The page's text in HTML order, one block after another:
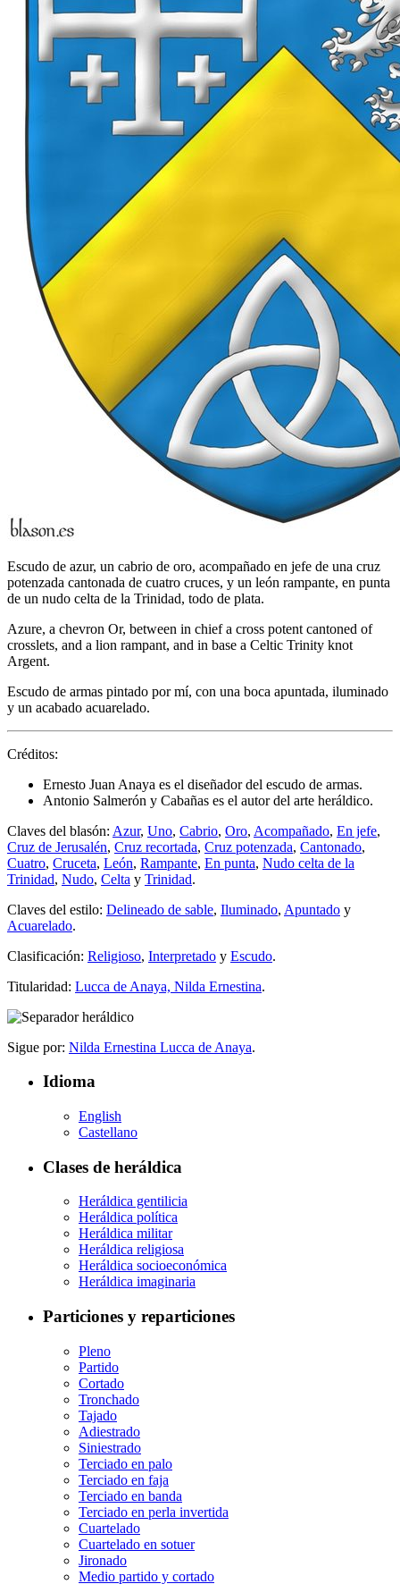
Escudo de azur, un cabrio de oro, acompañado en jefe de una cruz
potenzada cantonada de cuatro cruces, y un león rampante, en punta
de un nudo celta de la Trinidad, todo de plata.
Azure, a chevron Or, between in chief a cross potent cantoned of
crosslets, and a lion rampant, and in base a Celtic Trinity knot
Argent.
Escudo de armas pintado por mí, con una boca apuntada, iluminado
y un acabado acuarelado.
Créditos:
Ernesto Juan Anaya es el diseñador del escudo de armas.
Antonio Salmerón y Cabañas es el autor del arte heráldico.
Claves del blasón: Azur, Uno, Cabrio, Oro, Acompañado, En jefe,
Cruz de Jerusalén, Cruz recortada, Cruz potenzada, Cantonado,
Cuatro, Cruceta, León, Rampante, En punta, Nudo celta de la
Trinidad, Nudo, Celta y Trinidad.
Claves del estilo: Delineado de sable, Iluminado, Apuntado y
Acuarelado.
Clasificación: Religioso, Interpretado y Escudo.
Titularidad: Lucca de Anaya, Nilda Ernestina.
Sigue por: Nilda Ernestina Lucca de Anaya.
Idioma
English
Castellano
Clases de heráldica
Heráldica gentilicia
Heráldica política
Heráldica militar
Heráldica religiosa
Heráldica socioeconómica
Heráldica imaginaria
Particiones y reparticiones
Pleno
Partido
Cortado
Tronchado
Tajado
Adiestrado
Siniestrado
Terciado en palo
Terciado en faja
Terciado en banda
Terciado en perla invertida
Cuartelado
Cuartelado en sotuer
Jironado
Medio partido y cortado